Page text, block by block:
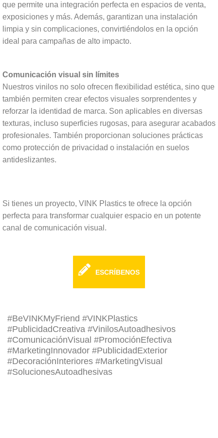
que permite una integración perfecta en espacios de venta,
exposiciones y más. Además, garantizan una instalación
limpia y sin complicaciones, convirtiéndolos en la opción
ideal para campañas de alto impacto.
Comunicación visual sin límites
Nuestros vinilos no solo ofrecen flexibilidad estética, sino que
también permiten crear efectos visuales sorprendentes y
reforzar la identidad de marca. Son aplicables en diversas
texturas, incluso superficies rugosas, para asegurar acabados
profesionales. También proporcionan soluciones prácticas
como protección de privacidad o instalación en suelos
antideslizantes.
Si tienes un proyecto, VINK Plastics te ofrece la opción
perfecta para transformar cualquier espacio en un potente
canal de comunicación visual.
ESCRÍBENOS
#BeVINKMyFriend #VINKPlastics
#PublicidadCreativa #VinilosAutoadhesivos
#ComunicaciónVisual #PromociónEfectiva
#MarketingInnovador #PublicidadExterior
#DecoraciónInteriores #MarketingVisual
#SolucionesAutoadhesivas